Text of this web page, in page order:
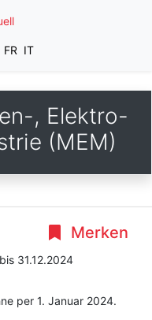
FR IT
, Elektro-
(MEM)
Merken
bis 31.12.2024
per 1. Januar 2024.